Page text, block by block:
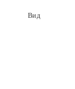
Вид